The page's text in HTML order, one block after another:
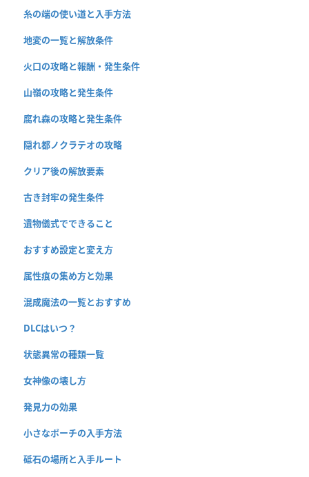
糸の端の使い道と入手方法
地変の一覧と解放条件
火口の攻略と報酬・発生条件
山嶺の攻略と発生条件
腐れ森の攻略と発生条件
隠れ都ノクラテオの攻略
クリア後の解放要素
古き封牢の発生条件
遺物儀式でできること
おすすめ設定と変え方
属性痕の集め方と効果
混成魔法の一覧とおすすめ
DLCはいつ？
状態異常の種類一覧
女神像の壊し方
発見力の効果
小さなポーチの入手方法
砥石の場所と入手ルート